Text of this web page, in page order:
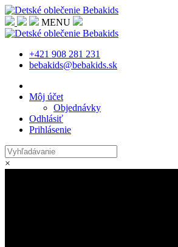
MENU
+421 908 281 231
bebakids@bebakids.sk
Môj účet
Objednávky
Odhlásiť
Prihlásenie
×